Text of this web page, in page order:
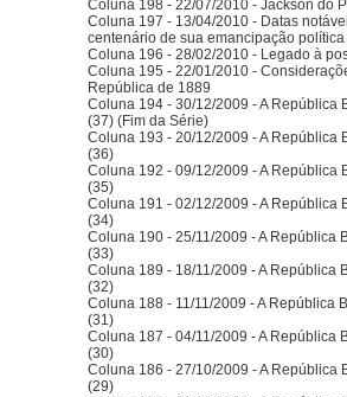
Coluna 198 - 22/07/2010 - Jackson do
Coluna 197 - 13/04/2010 - Datas
centenário de sua emancipação
Coluna 196 - 28/02/2010 - Legado à
Coluna 195 - 22/01/2010 -
República de 1889
Coluna 194 - 30/12/2009 - A República
(37) (Fim da Série)
Coluna 193 - 20/12/2009 - A República
(36)
Coluna 192 - 09/12/2009 - A República
(35)
Coluna 191 - 02/12/2009 - A República
(34)
Coluna 190 - 25/11/2009 - A República
(33)
Coluna 189 - 18/11/2009 - A República
(32)
Coluna 188 - 11/11/2009 - A República
(31)
Coluna 187 - 04/11/2009 - A República
(30)
Coluna 186 - 27/10/2009 - A República
(29)